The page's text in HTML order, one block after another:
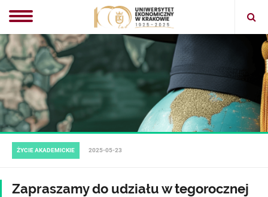
Open
ŻYCIE AKADEMICKIE 2025-05-23
Zapraszamy do udziału w tegorocznej